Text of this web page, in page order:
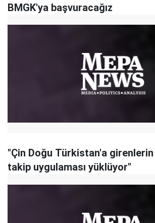
BMGK'ya başvuracağız
"Çin Doğu Türkistan'a
takip uygulaması yüklüyor"